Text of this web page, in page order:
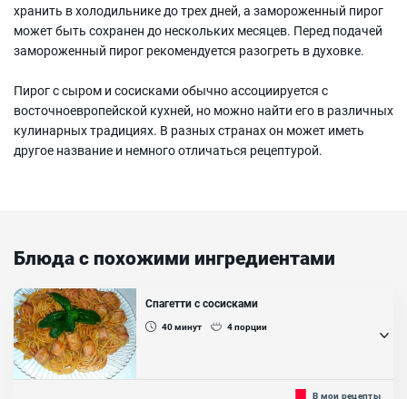
хранить в холодильнике до трех дней, а замороженный пирог
может быть сохранен до нескольких месяцев. Перед подачей
замороженный пирог рекомендуется разогреть в духовке.
Пирог с сыром и сосисками обычно ассоциируется с
восточноевропейской кухней, но можно найти его в различных
кулинарных традициях. В разных странах он может иметь
другое название и немного отличаться рецептурой.
Блюда с похожими ингредиентами
Спагетти с сосисками
40минут 4порции
Любимо блюдо многих взрослых и практически всех детей-В мои рецепты